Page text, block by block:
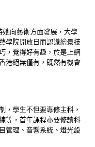
向藝術方面發展，大學
學院開放日而認識繪景技
，覺得好有趣，於是上網
港絕無僅有，既然有機會
，學生不但要專修主科，
等，首年課程亦要修讀科
管理、音響系統、燈光設